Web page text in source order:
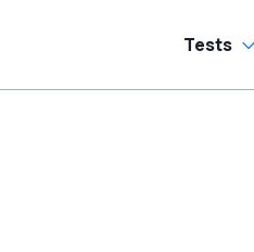
Tests